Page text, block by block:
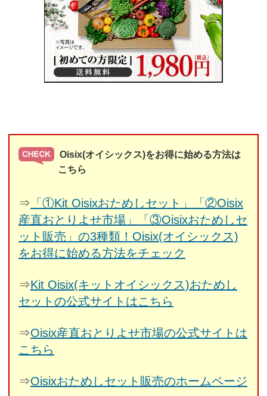
Oisix(オイシックス)をお得に始める方法は
こちら
⇒ 「①Kit Oisixおためしセット」「②Oisix
産直おとりよせ市場」「③Oisixおためしセ
ット販売」の3種類！Oisix(オイシックス)
をお得に始める方法をチェック
⇒Kit Oisix(キットオイシックス)おためし
セットの公式サイトはこちら
⇒Oisix産直おとりよせ市場の公式サイトは
こちら
⇒Oisixおためしセット販売のホームページ